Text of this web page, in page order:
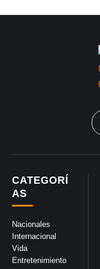
CATEGORÍ
AS
Nacionales
Internacional
Vida
Entretenimiento